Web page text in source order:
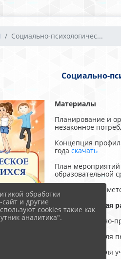
Социально-психологичес...
Социально-
Материалы
Планирование и
незаконное
Концепция
года скачать
План
образовательной
Информация о
Мотивационная
Информационно-
Презентация для
Презентация для
обработки
и другие
cookies такие как
аналитика".